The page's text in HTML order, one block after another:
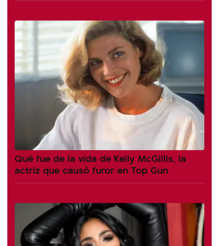
Qué fue de la vida de Kelly McGillis, la
actriz que causó furor en Top Gun